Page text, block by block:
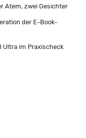
Atem, zwei Gesichter
der E-Book-
Ultra im Praxischeck